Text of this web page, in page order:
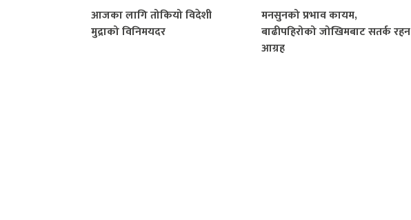
आजका लागि तोकियो विदेशी
मुद्राको विनिमयदर
मनसुनको प्रभाव कायम,
बाढीपहिरोको जोखिमबाट सतर्क रहन
आग्रह